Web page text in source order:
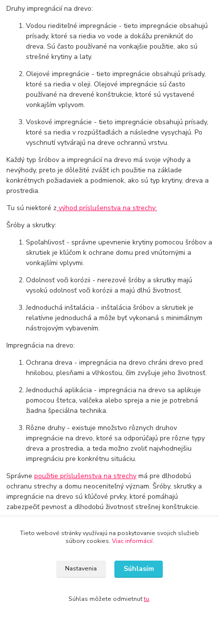
Druhy impregnácií na drevo:
Vodou riediteľné impregnácie - tieto impregnácie obsahujú
prísady, ktoré sa riedia vo vode a dokážu preniknúť do
dreva. Sú často používané na vonkajšie použitie, ako sú
strešné krytiny a laty.
Olejové impregnácie - tieto impregnácie obsahujú prísady,
ktoré sa riedia v oleji. Olejové impregnácie sú často
používané na drevené konštrukcie, ktoré sú vystavené
vonkajším vplyvom.
Voskové impregnácie - tieto impregnácie obsahujú prísady,
ktoré sa riedia v rozpúšťadlách a následne vysychajú. Po
vyschnutí vytvárajú na dreve ochrannú vrstvu.
Každý typ šróbov a impregnácií na drevo má svoje výhody a
nevýhody, preto je dôležité zvážiť ich použitie na základe
konkrétnych požiadaviek a podmienok, ako sú typ krytiny, dreva a
prostredia.
Tu sú niektoré z výhod príslušenstva na strechy:
Šróby a skrutky:
Spoľahlivosť - správne upevnenie krytiny pomocou šróbov a
skrutiek je kľúčom k ochrane domu pred vnútornými a
vonkajšími vplyvmi.
Odolnosť voči korózii - nerezové šróby a skrutky majú
vysokú odolnosť voči korózii a majú dlhú životnosť.
Jednoduchá inštalácia - inštalácia šróbov a skrutiek je
relatívne jednoduchá a môže byť vykonaná s minimálnym
nástrojovým vybavením.
Impregnácia na drevo:
Ochrana dreva - impregnácia na drevo chráni drevo pred
hnilobou, plesňami a vlhkosťou, čím zvyšuje jeho životnosť.
Jednoduchá aplikácia - impregnácia na drevo sa aplikuje
pomocou štetca, valčeka alebo spreja a nie je potrebná
žiadna špeciálna technika.
Rôzne druhy - existuje množstvo rôznych druhov
impregnácie na drevo, ktoré sa odporúčajú pre rôzne typy
dreva a prostredia, a teda možno zvoliť najvhodnejšiu
impregnáciu pre konkrétnu situáciu.
Správnepoužitie príslušenstva na strechy má pre dlhodobú
ochranu strechy a domu neoceniteľný význam. Šróby, skrutky a
impregnácie na drevo sú kľúčové prvky, ktoré pomáhajú
zabezpečiť pevnosť a dlhodobú životnosť strešnej konštrukcie.
Tieto webové stránky využívajú na poskytovanie svojich služieb
súbory cookies. Viac informácií.
Nastavenia Súhlasím
Súhlas môžete odmietnuťtu.